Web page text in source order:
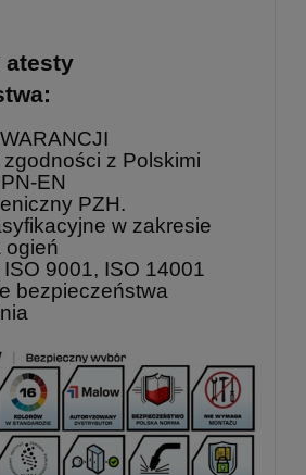
atesty
zgodności z Polskimi
EN
PZH.
w zakresie
ogień
9001, ISO 14001
bezpieczeństwa